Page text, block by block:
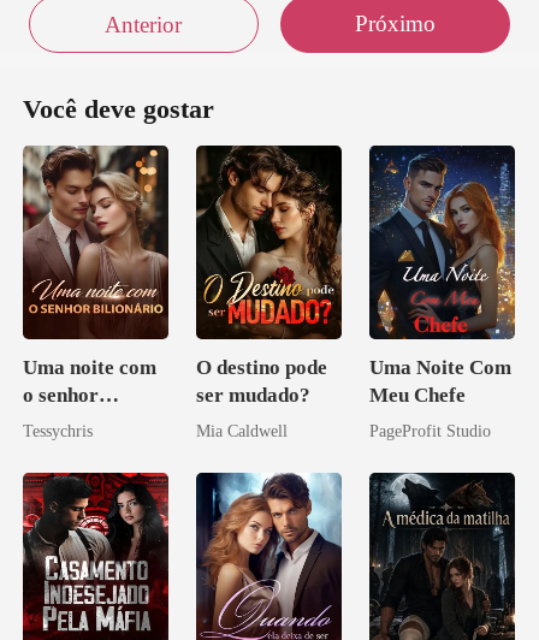
Anterior Próximo
Você deve gostar
Uma noite com
o senhor
Bilionário
Tessychris
O destino pode
ser mudado?
Mia Caldwell
Uma Noite Com
Meu Chefe
PageProfit Studio